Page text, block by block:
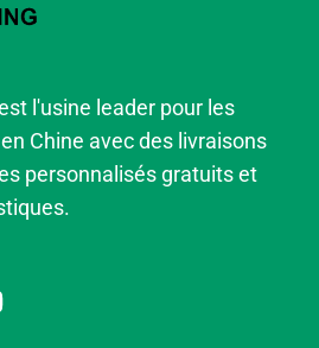
l'usine leader pour les
Chine avec des livraisons
personnalisés gratuits et